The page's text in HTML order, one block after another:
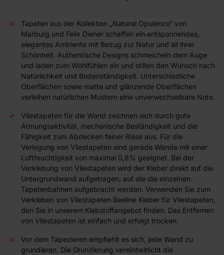
Tapeten aus der Kollektion „Natural Opulence“ von
Marburg und Felix Diener schaffen ein entspannendes,
elegantes Ambiente mit Bezug zur Natur und all ihrer
Schönheit. Authentische Designs schmeicheln dem Auge
und laden zum Wohlfühlen ein und stillen den Wunsch nach
Natürlichkeit und Bodenständigkeit. Unterschiedliche
Oberflächen sowie matte und glänzende Oberflächen
verleihen natürlichen Mustern eine unverwechselbare Note.
Vliestapeten für die Wand zeichnen sich durch gute
Atmungsaktivität, mechanische Beständigkeit und die
Fähigkeit zum Abdecken feiner Risse aus. Für die
Verlegung von Vliestapeten sind gerade Wände mit einer
Luftfeuchtigkeit von maximal 0,8% geeignet. Bei der
Verklebung von Vliestapeten wird der Kleber direkt auf die
Untergrundwand aufgetragen, auf die die einzelnen
Tapetenbahnen aufgebracht werden. Verwenden Sie zum
Verkleben von Vliestapeten Beeline Kleber für Vliestapeten,
den Sie in unserem Klebstoffangebot finden. Das Entfernen
von Vliestapeten ist einfach und erfolgt trocken.
Vor dem Tapezieren empfiehlt es sich, jede Wand zu
grundieren. Die Grundierung vereinheitlicht die